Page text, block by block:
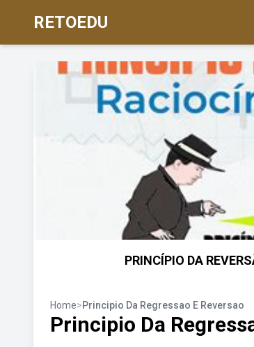
RETOEDU
PRINCÍPIO DA
Home>Principio Da Regressao E Reversao
Principio Da